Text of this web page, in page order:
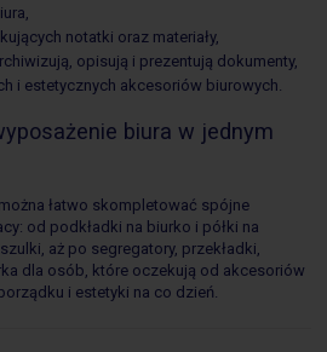
notatki oraz materiały,
opisują i prezentują dokumenty,
i estetycznych akcesoriów biurowych.
biura w jednym
łatwo skompletować spójne
od podkładki na biurko i półki na
aż po segregatory, przekładki,
dla osób, które oczekują od akcesoriów
i estetyki na co dzień.